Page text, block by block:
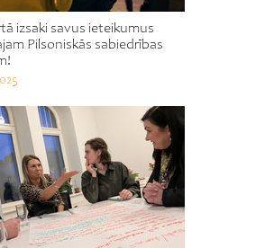
izsaki savus ieteikumus
Pilsoniskās sabiedrības